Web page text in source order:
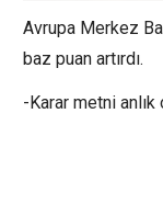
Avrupa Merkez
baz puan artırdı.
-Karar metni